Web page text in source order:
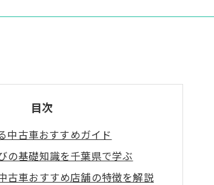
目次
中古車おすすめガイド
の基礎知識を千葉県で学ぶ
古車おすすめ店舗の特徴を解説